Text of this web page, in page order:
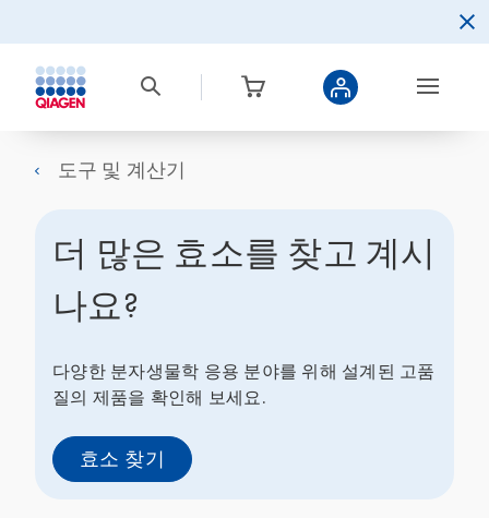
도구 및 계산기
더 많은 효소를 찾고 계시
나요?
다양한 분자생물학 응용 분야를 위해 설계된 고품
질의 제품을 확인해 보세요.
효소 찾기